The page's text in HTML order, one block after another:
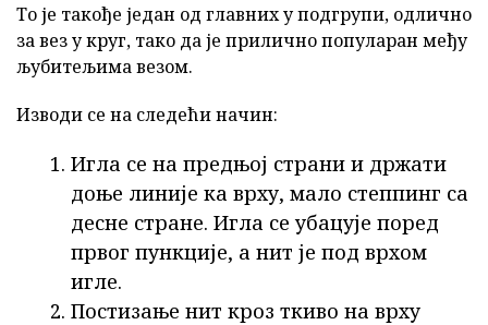
То је такође један од главних у подгрупи, одлично
за вез у круг, тако да је прилично популаран међу
љубитељима везом.
Изводи се на следећи начин:
Игла се на предњој страни и држати
доње линије ка врху, мало степпинг са
десне стране. Игла се убацује поред
првог пункције, а нит је под врхом
игле.
Постизање нит кроз ткиво на врху